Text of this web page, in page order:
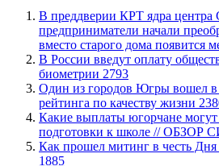
​В преддверии КРТ ядра центра
предприниматели начали
вместо старого дома появится
В России введут оплату
биометрии 2793
Один из городов Югры вошел в
рейтинга по качеству жизни
Какие выплаты югорчане могут
подготовки к школе // ОБЗОР
Как прошел митинг в честь
1885